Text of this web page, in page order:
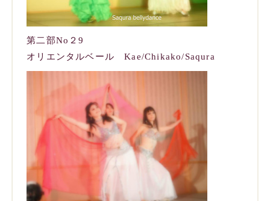
第二部No２9
オリエンタルベール Kae/Chikako/Saqura